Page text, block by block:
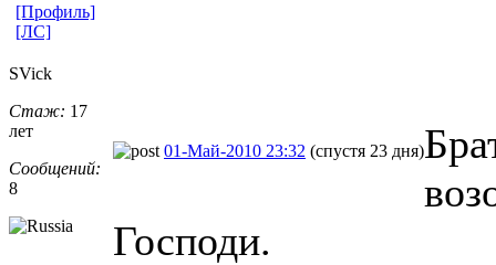
[Профиль]
[ЛС]
SVick
Стаж: 17
лет
Сообщений:
8
01-Май-2010 23:32 (спустя 23 дня)
Господи.